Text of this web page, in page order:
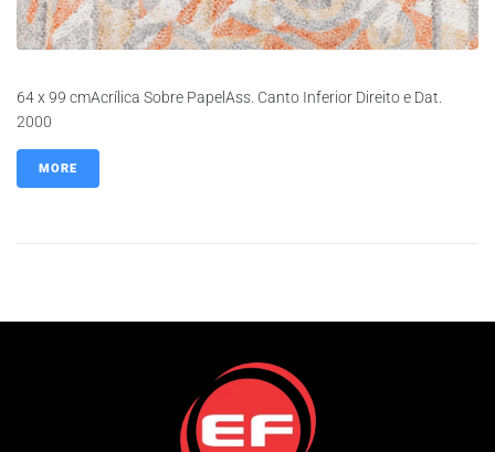
64 x 99 cmAcrílica Sobre PapelAss. Canto Inferior Direito e Dat.
2000
MORE